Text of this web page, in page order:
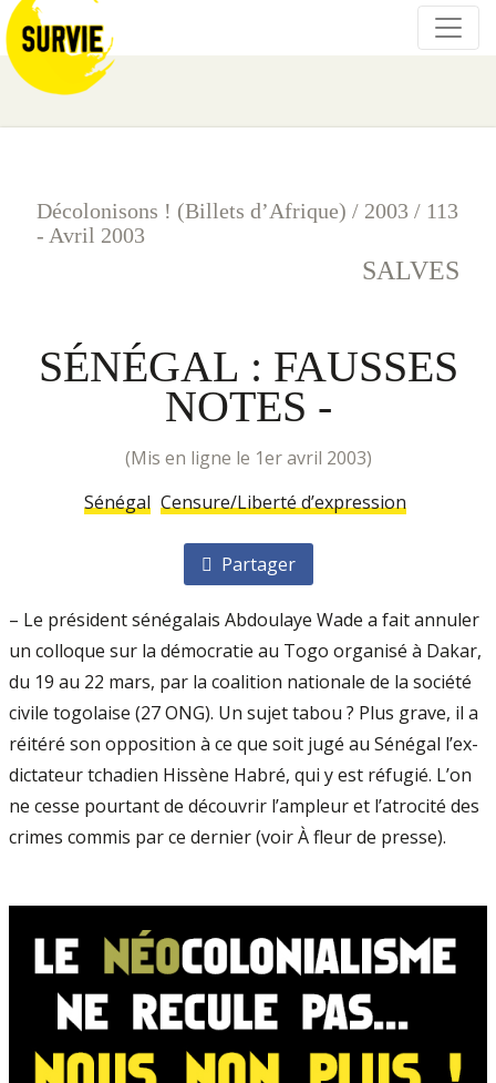
Décolonisons ! (Billets d’Afrique) / 2003 / 113
- Avril 2003
SALVES
SÉNÉGAL : FAUSSES
NOTES -
(mis en ligne le 1er avril 2003)
Sénégal Censure/Liberté d’expression
Partager
– Le président sénégalais Abdoulaye Wade a fait annuler
un colloque sur la démocratie au Togo organisé à Dakar,
du 19 au 22 mars, par la coalition nationale de la société
civile togolaise (27 ONG). Un sujet tabou ? Plus grave, il a
réitéré son opposition à ce que soit jugé au Sénégal l’ex-
dictateur tchadien Hissène Habré, qui y est réfugié. L’on
ne cesse pourtant de découvrir l’ampleur et l’atrocité des
crimes commis par ce dernier (voir À fleur de presse).